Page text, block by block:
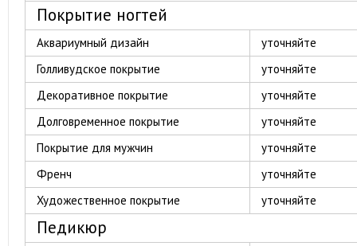
Покрытие ногтей
Аквариумный дизайн
уточняйте
Голливудское покрытие
уточняйте
Декоративное покрытие
уточняйте
Долговременное покрытие
уточняйте
Покрытие для мужчин
уточняйте
Френч
уточняйте
Художественное покрытие
уточняйте
Педикюр